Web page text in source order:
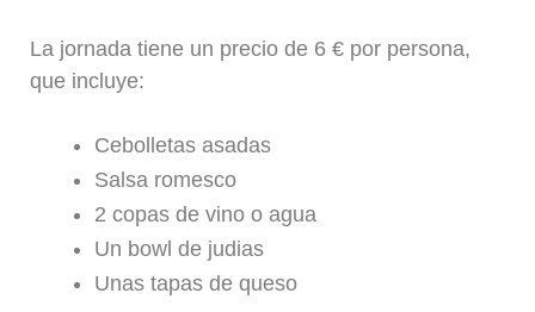
La jornada tiene un precio de 6 € por persona,
que incluye:
Cebolletas asadas
Salsa romesco
2 copas de vino o agua
Un bowl de judias
Unas tapas de queso